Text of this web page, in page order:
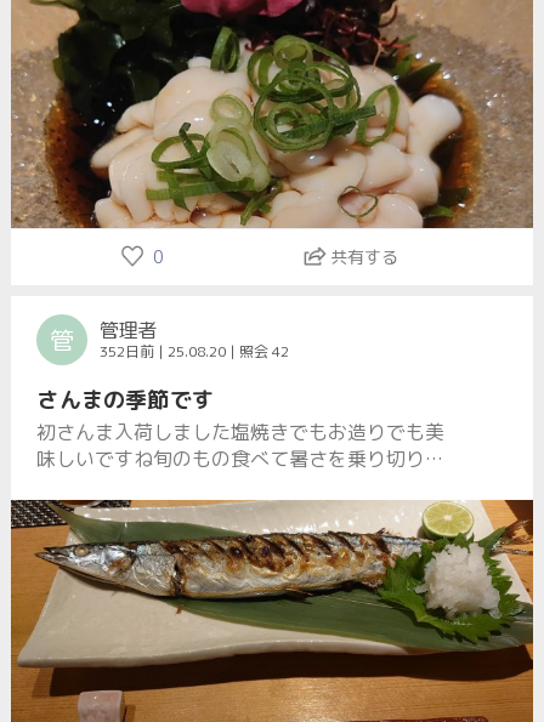
0 共有する
管 管理者
352日前 | 25.08.20 | 照会 42
さんまの季節です
初さんま入荷しました塩焼きでもお造りでも美
味しいですね旬のもの食べて暑さを乗り切りま